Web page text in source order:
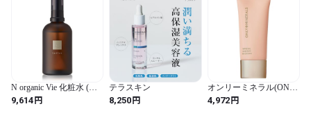
N organic Vie 化粧水 (約2
ヶ月分) モイストリッチ
ローション ハリ 乾燥小
9,614円
テラスキン
8,250円
オンリーミネラル(ONLY
MINERALS) ミネラルエ
ッセンスBBクリームN
4,972円